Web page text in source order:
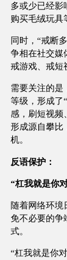
多或少已经影
购买毛绒玩具
同时，“戒断
争相在社交媒
戒游戏、戒短
需要关注的是
等级，形成了
感，刷短视频
形成源自攀比
机。
反语保护：
“杠我就是你
随着网络环境
免不必要的争
式。
“杠我就是你